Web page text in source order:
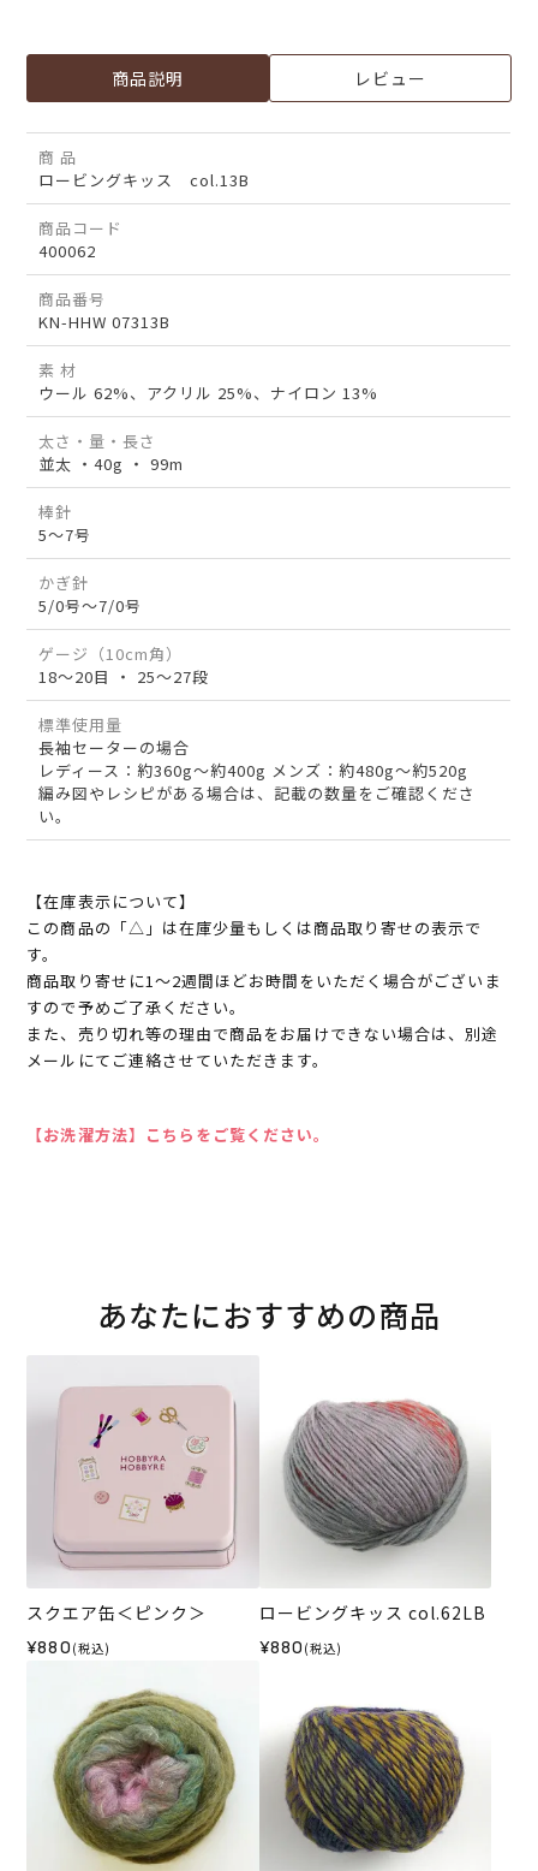
商品説明 レビュー
商 品
ロービングキッス col.13B
商品コード
400062
商品番号
KN-HHW 07313B
素 材
ウール 62%、アクリル 25%、ナイロン 13%
太さ・量・長さ
並太 ・40g ・ 99m
棒針
5～7号
かぎ針
5/0号～7/0号
ゲージ（10cm角）
18～20目 ・ 25～27段
標準使用量
長袖セーターの場合
レディース：約360g～約400g メンズ：約480g～約520g
編み図やレシピがある場合は、記載の数量をご確認くださ
い。
【在庫表示について】
この商品の「△」は在庫少量もしくは商品取り寄せの表示で
す。
商品取り寄せに1～2週間ほどお時間をいただく場合がございま
すので予めご了承ください。
また、売り切れ等の理由で商品をお届けできない場合は、別途
メールにてご連絡させていただきます。
【お洗濯方法】こちらをご覧ください。
あなたにおすすめの商品
スクエア缶＜ピンク＞
¥880 (税込)
ロービングキッス col.62LB
¥880 (税込)